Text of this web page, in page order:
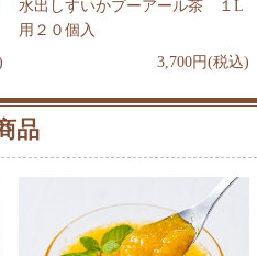
水出しすいかプーアール茶 １L
用２０個入
3,700円(税込)
品